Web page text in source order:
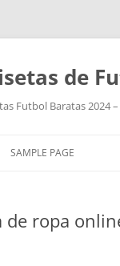
de
Futbol Baratas 2024
SAMPLE PAGE
de ropa